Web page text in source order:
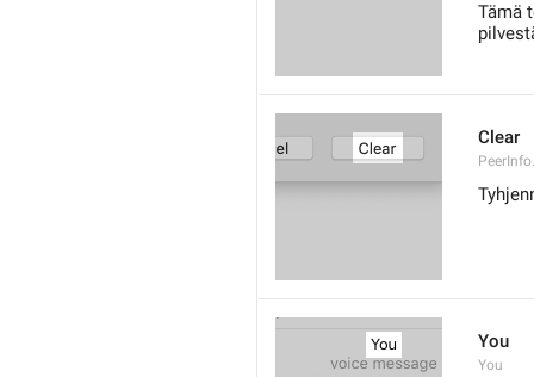
Tämä
Clear
You
You